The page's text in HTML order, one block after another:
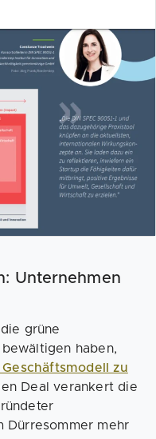
Unternehmen
grüne
haben,
zu
Deal verankert die
Dürresommer mehr